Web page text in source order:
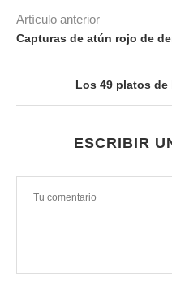
Artículo anterior
Capturas de atún rojo de
Los 49 platos de
ESCRIBIR